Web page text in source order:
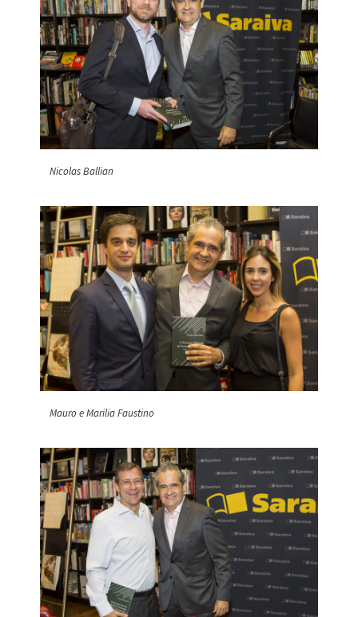
Nicolas Ballian
Mauro e Marilia Faustino